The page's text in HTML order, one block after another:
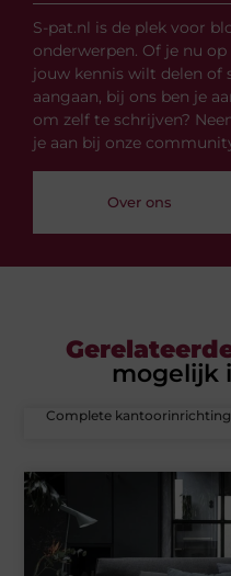
S-pat.nl is de plek voor
onderwerpen. Of je nu
jouw kennis wilt delen of
aangaan, bij ons ben je
om zelf te schrijven?
je aan bij onze
Over ons
mogelijk
Complete